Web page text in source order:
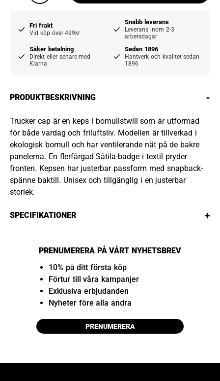
Fri frakt
Vid köp över 499kr
Snabb leverans
Leverans inom 2-3
arbetsdagar
Säker betalning
Direkt eller senare med
Klarna
Sedan 1896
Hantverk och kvalitet sedan
1896
PRODUKTBESKRIVNING -
Trucker cap är en keps i bomullstwill som är utformad
för både vardag och friluftsliv. Modellen är tillverkad i
ekologisk bomull och har ventilerande nät på de bakre
panelerna. En flerfärgad Sätila-badge i textil pryder
fronten. Kepsen har justerbar passform med snapback-
spänne baktill. Unisex och tillgänglig i en justerbar
storlek.
SPECIFIKATIONER +
PRENUMERERA PÅ VÅRT NYHETSBREV
10% på ditt första köp
Förtur till våra kampanjer
Exklusiva erbjudanden
Nyheter före alla andra
PRENUMERERA